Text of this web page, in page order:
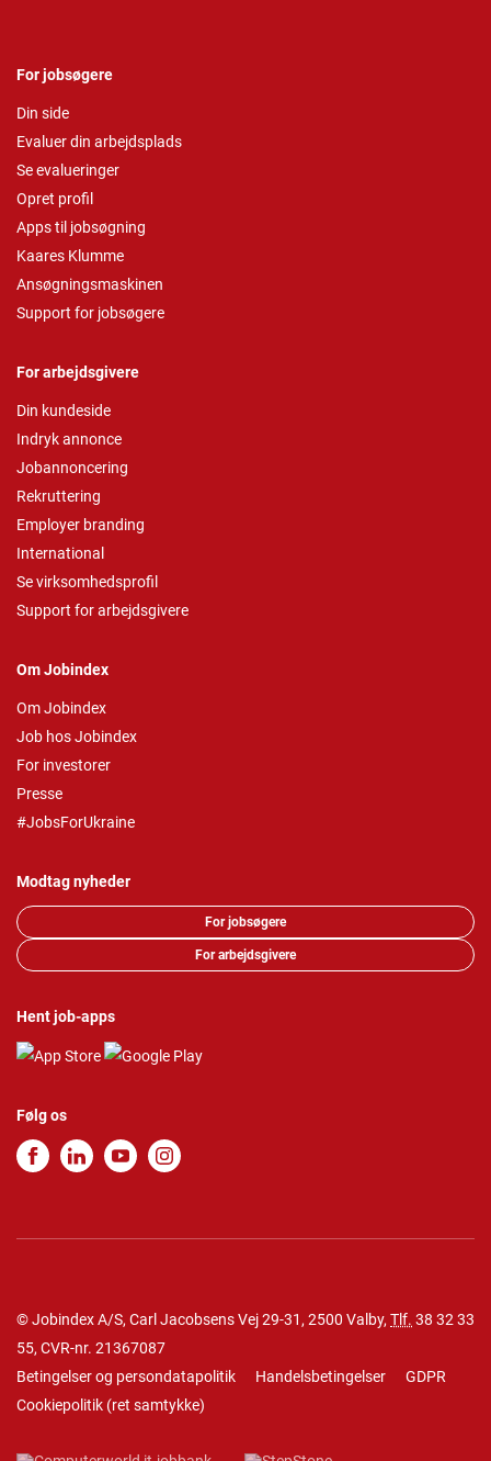
For jobsøgere
Din side
Evaluer din arbejdsplads
Se evalueringer
Opret profil
Apps til jobsøgning
Kaares Klumme
Ansøgningsmaskinen
Support for jobsøgere
For arbejdsgivere
Din kundeside
Indryk annonce
Jobannoncering
Rekruttering
Employer branding
International
Se virksomhedsprofil
Support for arbejdsgivere
Om Jobindex
Om Jobindex
Job hos Jobindex
For investorer
Presse
#JobsForUkraine
Modtag nyheder
For jobsøgere
For arbejdsgivere
Hent job-apps
Følg os
© Jobindex A/S, Carl Jacobsens Vej 29-31, 2500 Valby, Tlf. 38 32 33
55, CVR-nr. 21367087
Betingelser og persondatapolitik
Handelsbetingelser
GDPR
Cookiepolitik (ret samtykke)